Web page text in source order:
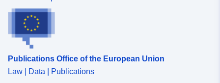
Publications Office of the European Union
Law | Data | Publications